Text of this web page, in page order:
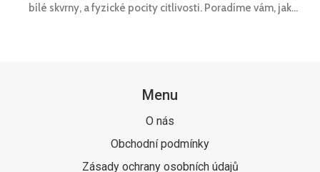
bílé skvrny, a fyzické pocity citlivosti. Poradíme vám, jak
Menu
O nás
Obchodní podmínky
Zásady ochrany osobních údajů